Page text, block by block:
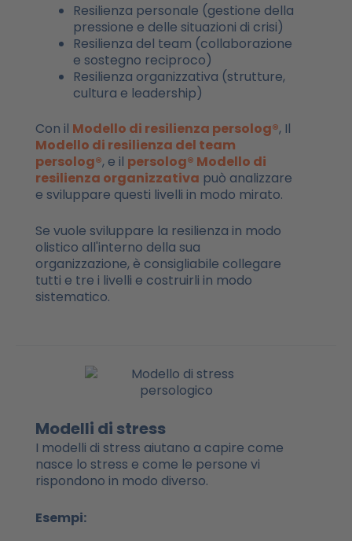
Resilienza personale (gestione della
pressione e delle situazioni di crisi)
Resilienza del team (collaborazione
e sostegno reciproco)
Resilienza organizzativa (strutture,
cultura e leadership)
Con il Modello di resilienza persolog®, Il
Modello di resilienza del team
persolog®, e il persolog® Modello di
resilienza organizzativa può analizzare
e sviluppare questi livelli in modo mirato.
Se vuole sviluppare la resilienza in modo
olistico all'interno della sua
organizzazione, è consigliabile collegare
tutti e tre i livelli e costruirli in modo
sistematico.
Modelli di stress
I modelli di stress aiutano a capire come
nasce lo stress e come le persone vi
rispondono in modo diverso.
Esempi: